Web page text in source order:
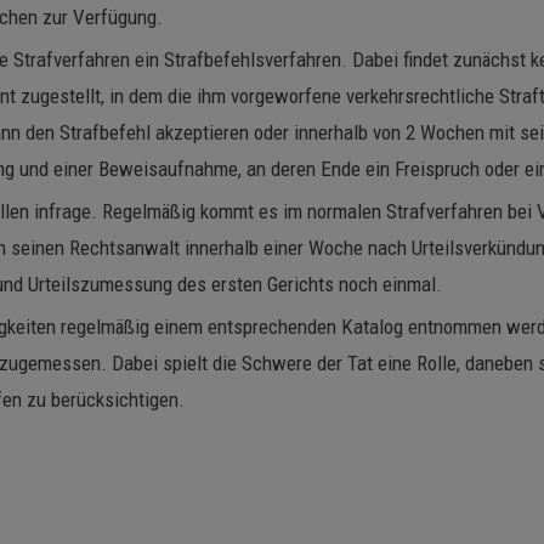
zur Verfügung.
ein Strafbefehlsverfahren. Dabei findet zunächst
zugestellt, in dem die ihm vorgeworfene verkehrsrechtliche
den Strafbefehl akzeptieren oder innerhalb von 2 Wochen mit
und einer Beweisaufnahme, an deren Ende ein Freispruch oder
infrage. Regelmäßig kommt es im normalen Strafverfahren
Rechtsanwalt innerhalb einer Woche nach
Urteilszumessung des ersten Gerichts noch einmal.
regelmäßig einem entsprechenden Katalog entnommen
Dabei spielt die Schwere der Tat eine Rolle, daneben
zu berücksichtigen.